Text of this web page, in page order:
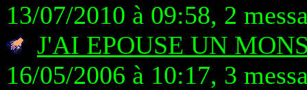
13/07/2010 à 09:58, 2
J'AI EPOUSE UN
16/05/2006 à 10:17, 3